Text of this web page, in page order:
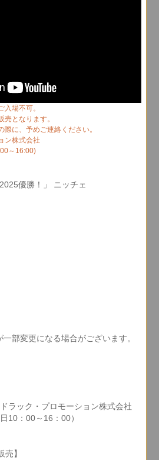
場不可。
となります。
際に、予めご連絡ください。
ン株式会社
～16:00)
優勝！」 ニッチェ
部変更になる場合がございます。
ラック・プロモーション株式会社
10：00～16：00）
売】